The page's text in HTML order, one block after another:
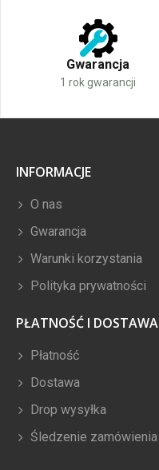
Gwarancja
1 rok gwarancji
INFORMACJE
O nas
Gwarancja
Warunki korzystania
Polityka prywatności
PŁATNOŚĆ I DOSTAWA
Płatność
Dostawa
Drop wysyłka
Śledzenie zamówienia